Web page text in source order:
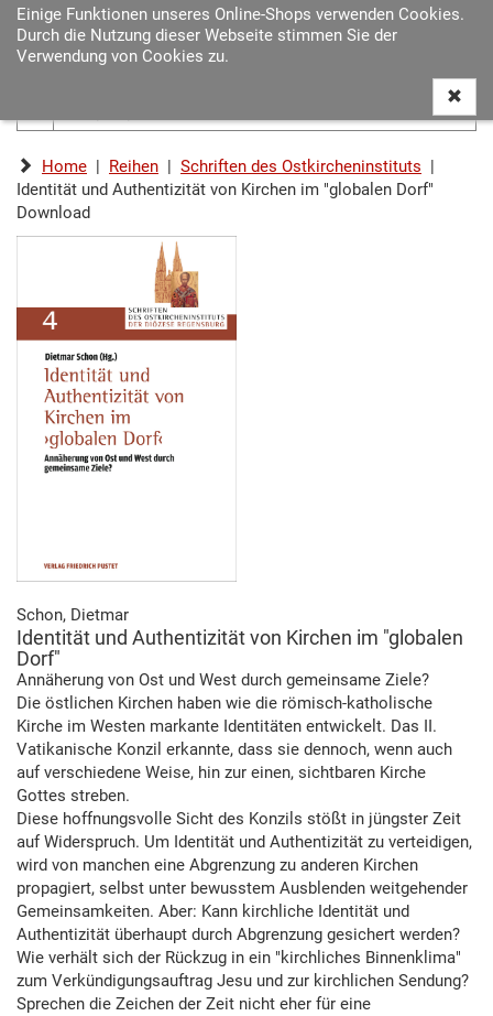
Einige Funktionen unseres Online-Shops verwenden Cookies.
Durch die Nutzung dieser Webseite stimmen Sie der
Verwendung von Cookies zu.
Home | Reihen | Schriften des Ostkircheninstituts |
Identität und Authentizität von Kirchen im "globalen Dorf"
Download
Schon, Dietmar
Identität und Authentizität von Kirchen im "globalen
Dorf"
Annäherung von Ost und West durch gemeinsame Ziele?
Die östlichen Kirchen haben wie die römisch-katholische
Kirche im Westen markante Identitäten entwickelt. Das II.
Vatikanische Konzil erkannte, dass sie dennoch, wenn auch
auf verschiedene Weise, hin zur einen, sichtbaren Kirche
Gottes streben.
Diese hoffnungsvolle Sicht des Konzils stößt in jüngster Zeit
auf Widerspruch. Um Identität und Authentizität zu verteidigen,
wird von manchen eine Abgrenzung zu anderen Kirchen
propagiert, selbst unter bewusstem Ausblenden weitgehender
Gemeinsamkeiten. Aber: Kann kirchliche Identität und
Authentizität überhaupt durch Abgrenzung gesichert werden?
Wie verhält sich der Rückzug in ein "kirchliches Binnenklima"
zum Verkündigungsauftrag Jesu und zur kirchlichen Sendung?
Sprechen die Zeichen der Zeit nicht eher für eine